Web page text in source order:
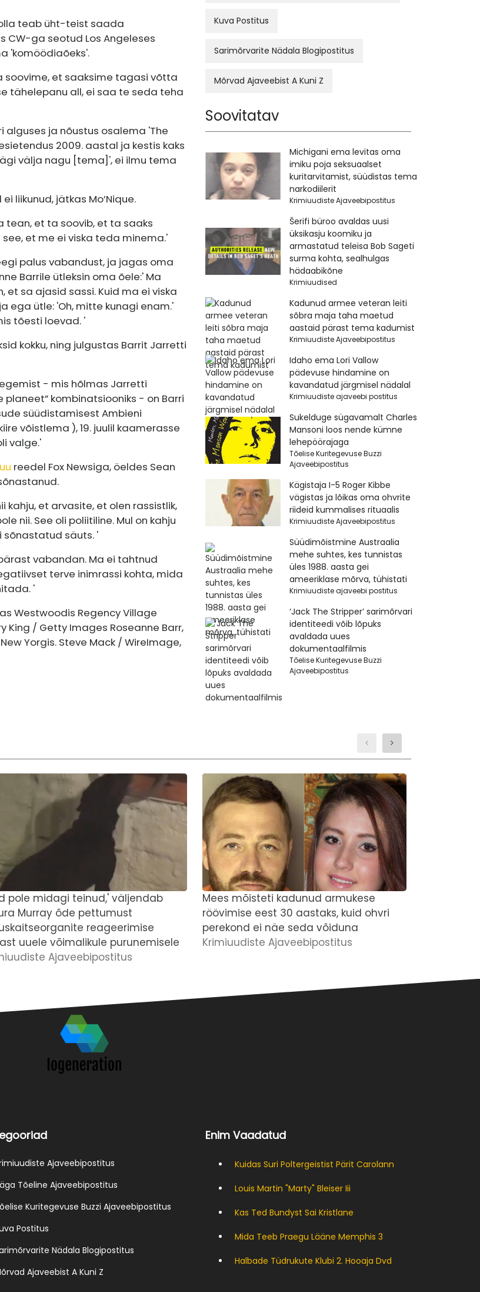
teab üht-teist saada
CW-ga seotud Los Angeleses
'komöödiaõeks'.
soovime, et saaksime tagasi võtta
tähelepanu all, ei saa te seda teha
ja nõustus osalema 'The
2009. aastal ja kestis kaks
välja nagu [tema]', ei ilmu tema
liikunud, jätkas Mo’Nique.
et ta soovib, et ta saaks
et me ei viska teda minema.'
palus vabandust, ja jagas oma
Barrile ütleksin oma õele:' Ma
sa ajasid sassi. Kuid ma ei viska
ega ütle: 'Oh, mitte kunagi enam.'
tõesti loevad. '
kokku, ning julgustas Barrit Jarretti
- mis hõlmas Jarretti
kombinatsiooniks - on Barri
süüdistamisest Ambieni
võistlema ), 19. juulil kaamerasse
valge.'
reedel Fox Newsiga, öeldes Sean
kahju, et arvasite, et olen rassistlik,
nii. See oli poliitiline. Mul on kahju
säuts. '
vabandan. Ma ei tahtnud
terve inimrassi kohta, mida
'
Westwoodis Regency Village
King / Getty Images Roseanne Barr,
Yorgis. Steve Mack / WireImage,
Kuva Postitus
Sarimõrvarite Nädala Blogipostitus
Mõrvad Ajaveebist A Kuni Z
Soovitatav
Michigani ema levitas oma
imiku poja seksuaalset
kuritarvitamist, süüdistas tema
narkodiilerit
Krimiuudiste Ajaveebipostitus
Šerifi büroo avaldas uusi
üksikasju koomiku ja
armastatud teleisa Bob Sageti
surma kohta, sealhulgas
hädaabikõne
Krimiuudised
Kadunud armee veteran leiti
sõbra maja taha maetud
aastaid pärast tema kadumist
Krimiuudiste Ajaveebipostitus
Idaho ema Lori Vallow
pädevuse hindamine on
kavandatud järgmisel nädalal
Krimiuudiste ajaveebi postitus
Sukelduge sügavamalt Charles
Mansoni loos nende kümne
lehepöörajaga
Tõelise Kuritegevuse Buzzi
Ajaveebipostitus
Kägistaja I-5 Roger Kibbe
vägistas ja lõikas oma ohvrite
riideid kummalises rituaalis
Krimiuudiste Ajaveebipostitus
Süüdimõistmine Austraalia
mehe suhtes, kes tunnistas
üles 1988. aasta gei
ameeriklase mõrva, tühistati
Krimiuudiste ajaveebi postitus
‘Jack The Stripper’ sarimõrvari
identiteedi võib lõpuks
avaldada uues
dokumentaalfilmis
Tõelise Kuritegevuse Buzzi
Ajaveebipostitus
pole midagi teinud,' väljendab
Murray õde pettumust
reageerimise
uuele võimalikule purunemisele
Ajaveebipostitus
Mees mõisteti kadunud armukese
röövimise eest 30 aastaks, kuid ohvri
perekond ei näe seda võiduna
Krimiuudiste Ajaveebipostitus
Ajaveebipostitus
Tõeline Ajaveebipostitus
Kuritegevuse Buzzi Ajaveebipostitus
Postitus
Nädala Blogipostitus
Ajaveebist A Kuni Z
Enim Vaadatud
Kuidas Suri Poltergeistist Pärit Carolann
Louis Martin "marty" Bleiser Iii
Kas Ted Bundyst Sai Kristlane
Mida Teeb Praegu Lääne Memphis 3
Halbade Tüdrukute Klubi 2. Hooaja Dvd